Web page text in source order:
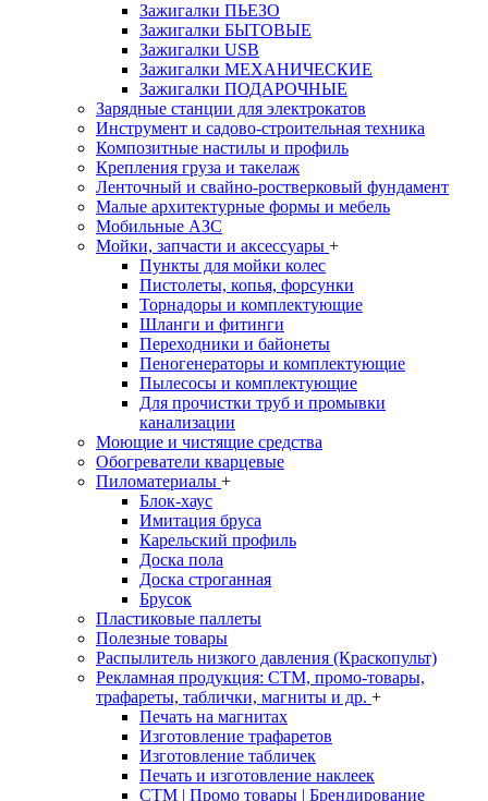
Зажигалки ПЬЕЗО
Зажигалки БЫТОВЫЕ
Зажигалки USB
Зажигалки МЕХАНИЧЕСКИЕ
Зажигалки ПОДАРОЧНЫЕ
Зарядные станции для электрокатов
Инструмент и садово-строительная техника
Композитные настилы и профиль
Крепления груза и такелаж
Ленточный и свайно-ростверковый фундамент
Малые архитектурные формы и мебель
Мобильные АЗС
Мойки, запчасти и аксессуары +
Пункты для мойки колес
Пистолеты, копья, форсунки
Торнадоры и комплектующие
Шланги и фитинги
Переходники и байонеты
Пеногенераторы и комплектующие
Пылесосы и комплектующие
Для прочистки труб и промывки
канализации
Моющие и чистящие средства
Обогреватели кварцевые
Пиломатериалы +
Блок-хаус
Имитация бруса
Карельский профиль
Доска пола
Доска строганная
Брусок
Пластиковые паллеты
Полезные товары
Распылитель низкого давления (Краскопульт)
Рекламная продукция: CTM, промо-товары,
трафареты, таблички, магниты и др. +
Печать на магнитах
Изготовление трафаретов
Изготовление табличек
Печать и изготовление наклеек
CTM | Промо товары | Брендирование